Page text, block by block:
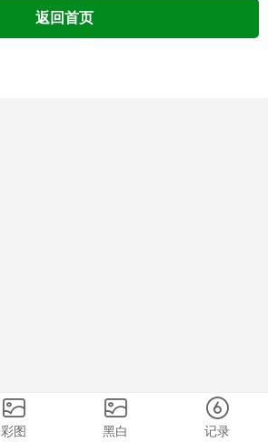
返回首页
彩图 黑白 记录